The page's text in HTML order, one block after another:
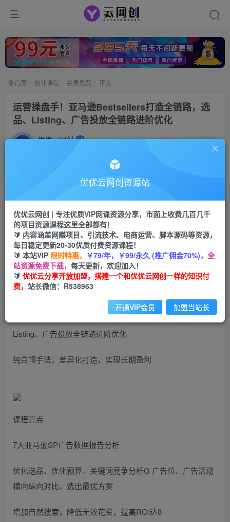
首页 创业课程 会员免费 正文
运营操盘手！亚马逊Bestsellers打造全链路，选
品、Listing、广告投放全链路进阶优化
优优云网创 私信
云币9.9云币99
会员免费
立即购买
您当前未登录！建议登陆后购买，可保存购买订单
运营操盘手！亚马逊Bestsellers打造全链路，选品、
Listing、广告投放全链路进阶优化
纯白帽手法，差异化打造，实现长期盈利
课程亮点
7大亚马逊SP广告数据报告分析
优化选品、优化预算、关键词竞争分析G 广告位、广告活动
横向纵向对比，选出最优方案
增加自然搜索，降低无效花费，提高ROI达8
优优云网创资源站
优优云网创 | 专注优质VIP网课资源分享，市面上收费几百几千
的项目资源课程这里全部都有！
🔰 内容涵盖网赚项目、引流技术、电商运营、脚本源码等资源，
每日稳定更新20-30优质付费资源课程！
🔰 本站VIP 限时特惠， ￥79/年，￥99/永久 (推广佣金70%)， 全
站资源免费下载， 每天更新，欢迎加入！
🔰 优优云分享开放加盟，搭建一个和优优云网创一样的知识付
费， 站长微信：R538963
开通VIP会员 加盟当站长